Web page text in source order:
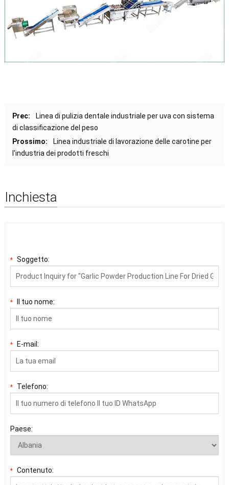
Prec:
Linea di pulizia dentale industriale per uva con sistema
di classificazione del peso
Prossimo:
Linea industriale di lavorazione delle carotine per
l'industria dei prodotti freschi
Inchiesta
* Soggetto:
* Il tuo nome:
* E-mail:
* Telefono:
Paese:
* Contenuto: